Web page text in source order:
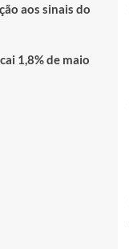
aos sinais do
1,8% de maio